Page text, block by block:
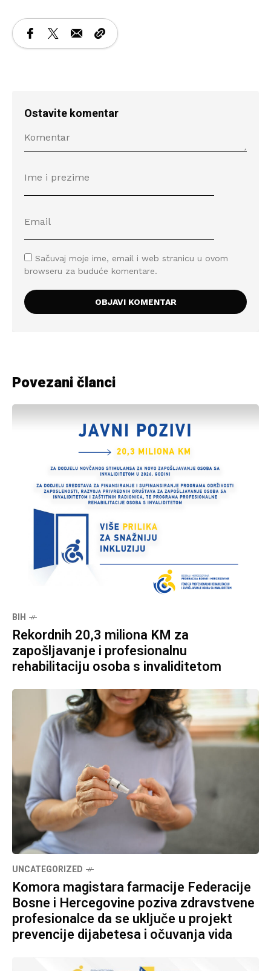
Ostavite komentar
Sačuvaj moje ime, email i web stranicu u ovom
browseru za buduće komentare.
Povezani članci
BIH
Rekordnih 20,3 miliona KM za
zapošljavanje i profesionalnu
rehabilitaciju osoba s invaliditetom
UNCATEGORIZED
Komora magistara farmacije Federacije
Bosne i Hercegovine poziva zdravstvene
profesionalce da se uključe u projekt
prevencije dijabetesa i očuvanja vida